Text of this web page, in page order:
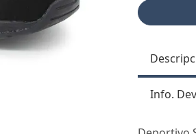
Info.